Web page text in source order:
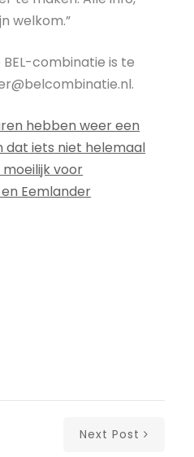
welkom.”
combinatie is te
hebben weer een
dat iets niet helemaal
moeilijk voor
Eemlander
Next Post